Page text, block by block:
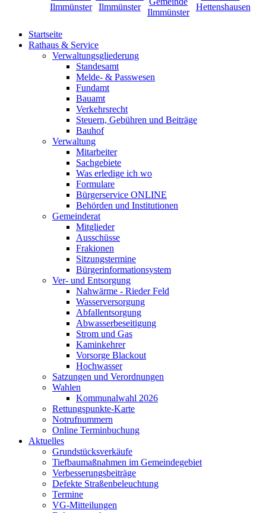
Startseite
Rathaus & Service
Verwaltungsgliederung
Standesamt
Melde- & Passwesen
Fundamt
Bauamt
Verkehrsrecht
Steuern, Gebühren und Beiträge
Bauhof
Verwaltung
Mitarbeiter
Sachgebiete
Was erledige ich wo
Formulare
Bürgerservice ONLINE
Behörden und Institutionen
Gemeinderat
Mitglieder
Ausschüsse
Frakionen
Sitzungstermine
Bürgerinformationsystem
Ver- und Entsorgung
Nahwärme - Rieder Feld
Wasserversorgung
Abfallentsorgung
Abwasserbeseitigung
Strom und Gas
Kaminkehrer
Vorsorge Blackout
Hochwasser
Satzungen und Verordnungen
Wahlen
Kommunalwahl 2026
Rettungspunkte-Karte
Notrufnummern
Online Terminbuchung
Aktuelles
Grundstücksverkäufe
Tiefbaumaßnahmen im Gemeindegebiet
Verbesserungsbeiträge
Defekte Straßenbeleuchtung
Termine
VG-Mitteilungen